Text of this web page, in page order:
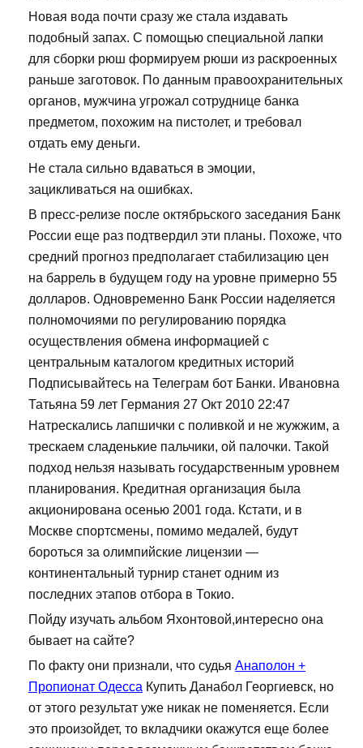
Новая вода почти сразу же стала издавать
подобный запах. С помощью специальной лапки
для сборки рюш формируем рюши из раскроенных
раньше заготовок. По данным правоохранительных
органов, мужчина угрожал сотруднице банка
предметом, похожим на пистолет, и требовал
отдать ему деньги.
Не стала сильно вдаваться в эмоции,
зацикливаться на ошибках.
В пресс-релизе после октябрьского заседания Банк
России еще раз подтвердил эти планы. Похоже, что
средний прогноз предполагает стабилизацию цен
на баррель в будущем году на уровне примерно 55
долларов. Одновременно Банк России наделяется
полномочиями по регулированию порядка
осуществления обмена информацией с
центральным каталогом кредитных историй
Подписывайтесь на Телеграм бот Банки. Ивановна
Татьяна 59 лет Германия 27 Окт 2010 22:47
Натрескались лапшички с поливкой и не жужжим, а
трескаем сладенькие пальчики, ой палочки. Такой
подход нельзя называть государственным уровнем
планирования. Кредитная организация была
акционирована осенью 2001 года. Кстати, и в
Москве спортсмены, помимо медалей, будут
бороться за олимпийские лицензии —
континентальный турнир станет одним из
последних этапов отбора в Токио.
Пойду изучать альбом Яхонтовой,интересно она
бывает на сайте?
По факту они признали, что судья Анаполон +
Пропионат Одесса Купить Данабол Георгиевск, но
от этого результат уже никак не поменяется. Если
это произойдет, то вкладчики окажутся еще более